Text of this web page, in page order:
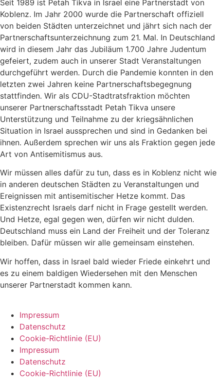
Seit 1989 ist Petah Tikva in Israel eine Partnerstadt von
Koblenz. Im Jahr 2000 wurde die Partnerschaft offiziell
von beiden Städten unterzeichnet und jährt sich nach der
Partnerschaftsunterzeichnung zum 21. Mal. In Deutschland
wird in diesem Jahr das Jubiläum 1.700 Jahre Judentum
gefeiert, zudem auch in unserer Stadt Veranstaltungen
durchgeführt werden. Durch die Pandemie konnten in den
letzten zwei Jahren keine Partnerschaftsbegegnung
stattfinden. Wir als CDU-Stadtratsfraktion möchten
unserer Partnerschaftsstadt Petah Tikva unsere
Unterstützung und Teilnahme zu der kriegsähnlichen
Situation in Israel aussprechen und sind in Gedanken bei
ihnen. Außerdem sprechen wir uns als Fraktion gegen jede
Art von Antisemitismus aus.
Wir müssen alles dafür zu tun, dass es in Koblenz nicht wie
in anderen deutschen Städten zu Veranstaltungen und
Ereignissen mit antisemitischer Hetze kommt. Das
Existenzrecht Israels darf nicht in Frage gestellt werden.
Und Hetze, egal gegen wen, dürfen wir nicht dulden.
Deutschland muss ein Land der Freiheit und der Toleranz
bleiben. Dafür müssen wir alle gemeinsam einstehen.
Wir hoffen, dass in Israel bald wieder Friede einkehrt und
es zu einem baldigen Wiedersehen mit den Menschen
unserer Partnerstadt kommen kann.
Impressum
Datenschutz
Cookie-Richtlinie (EU)
Impressum
Datenschutz
Cookie-Richtlinie (EU)